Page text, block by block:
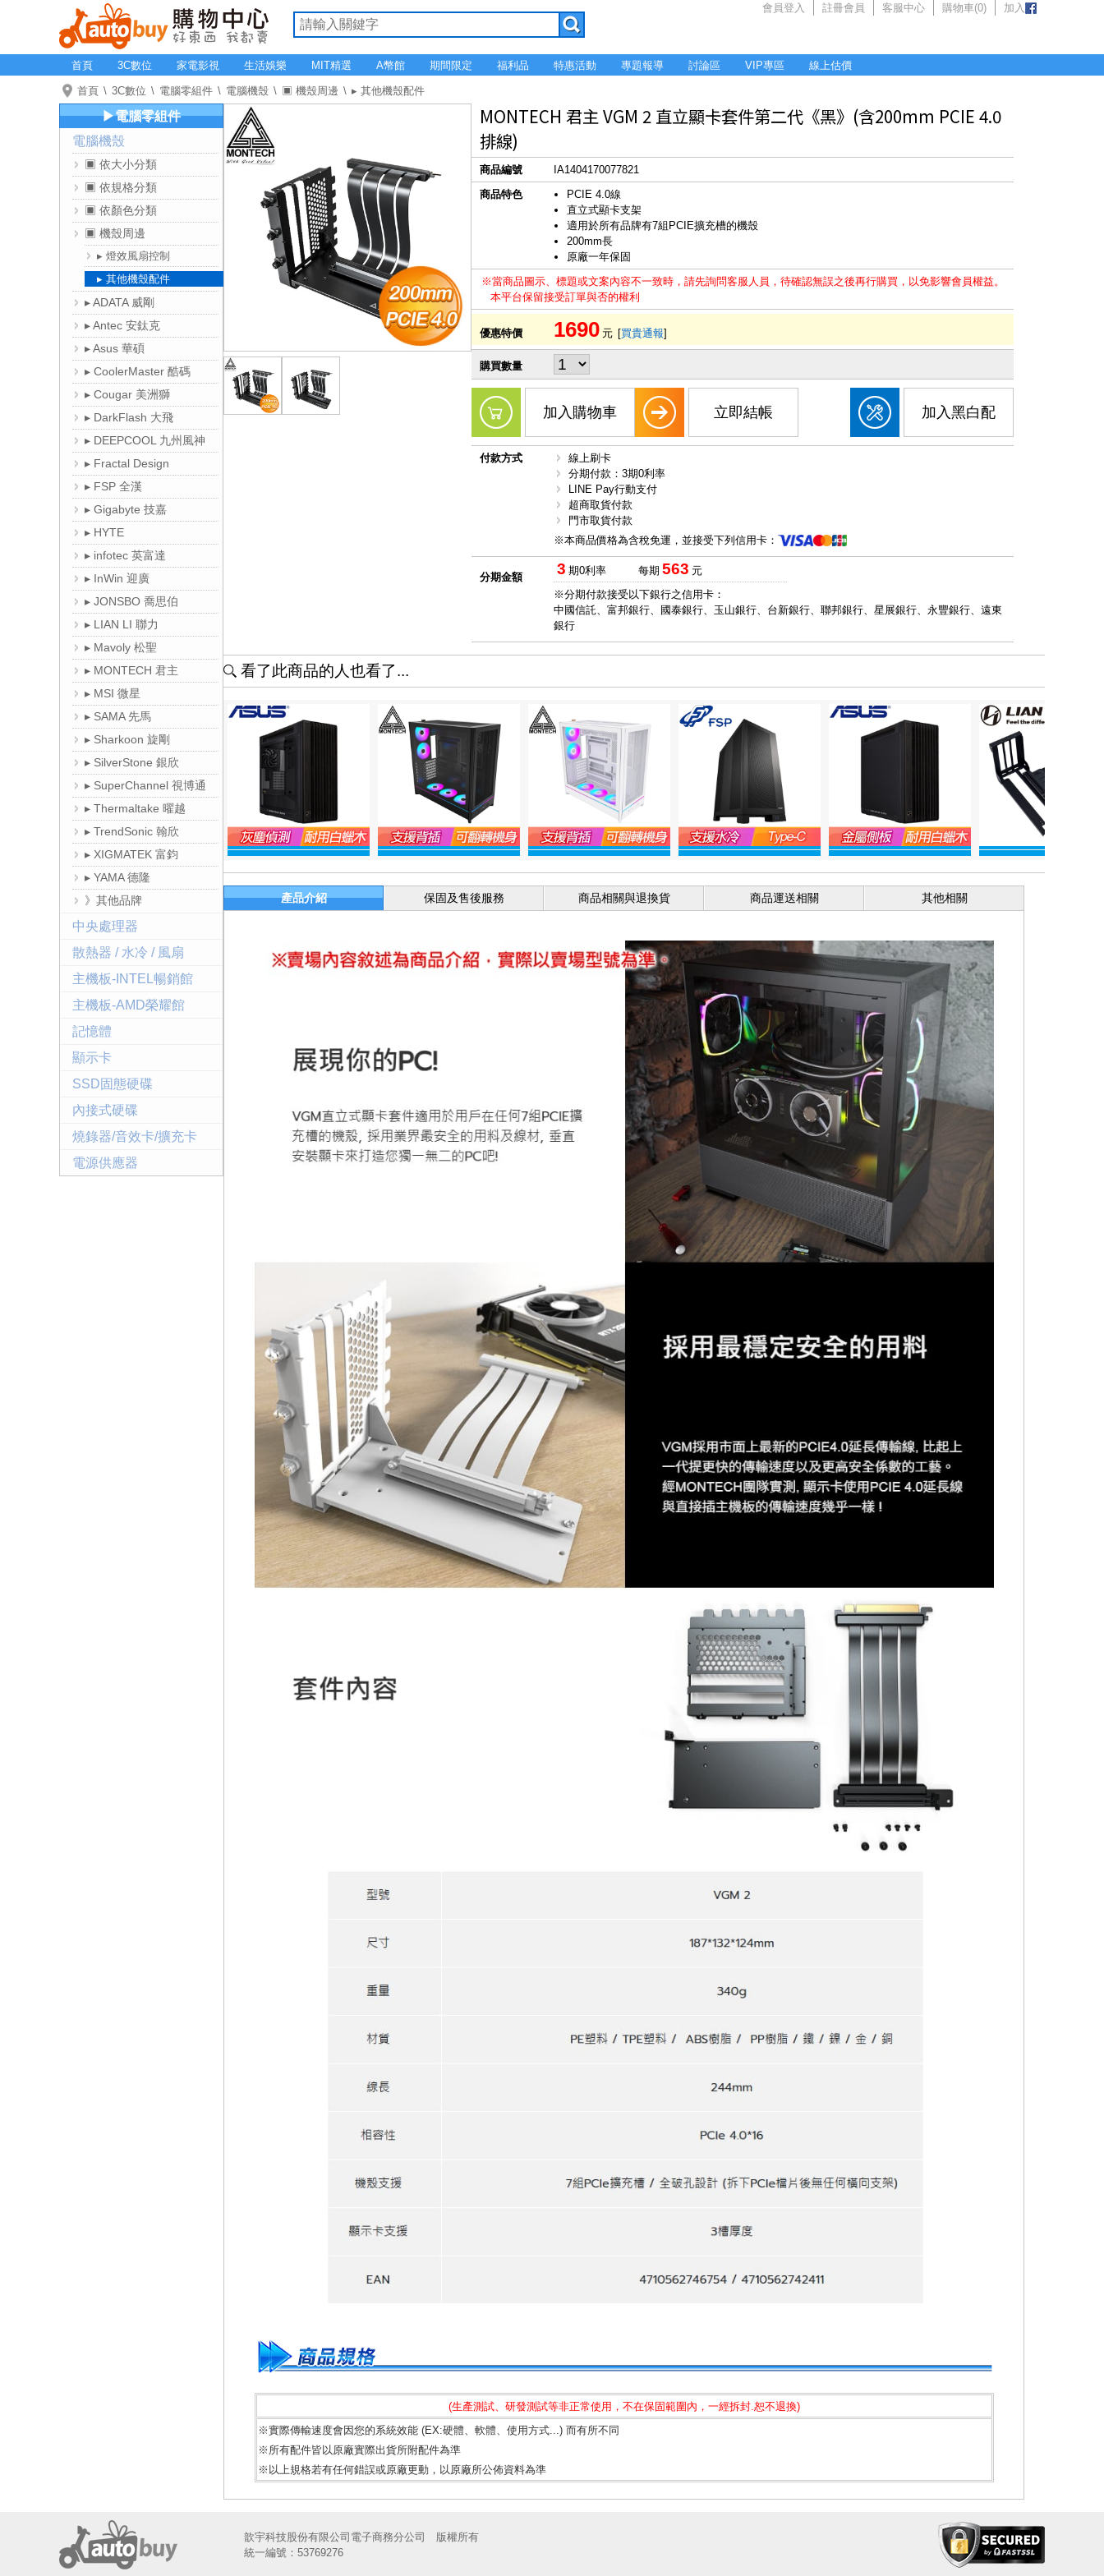
會員登入 註冊會員 客服中心 購物車(0) 加入
首頁 3C數位 家電影視 生活娛樂 MIT精選 A幣館 期間限定 福利品 特惠活動 專題報導 討論區 VIP專區 線上估價
首頁 3C數位 電腦零組件 電腦機殼 ▣ 機殼周邊 ▸ 其他機殼配件
MONTECH 君主 VGM 2 直立顯卡套件第二代《黑》(含200mm PCIE 4.0
排線)
商品編號
IA1404170077821
商品特色
PCIE 4.0線
直立式顯卡支架
適用於所有品牌有7組PCIE擴充槽的機殼
200mm長
原廠一年保固
※當商品圖示、標題或文案內容不一致時，請先詢問客服人員，待確認無誤之後再行購買，以免影響會員權益。
本平台保留接受訂單與否的權利
優惠特價 1690 元 [買貴通報]
購買數量
加入購物車 立即結帳 加入黑白配
付款方式
線上刷卡
分期付款：3期0利率
LINE Pay行動支付
超商取貨付款
門市取貨付款
※本商品價格為含稅免運，並接受下列信用卡：
分期金額 3 期0利率 每期 563 元
※分期付款接受以下銀行之信用卡：
中國信託、富邦銀行、國泰銀行、玉山銀行、台新銀行、聯邦銀行、星展銀行、永豐銀行、遠東
銀行
看了此商品的人也看了...
產品介紹
(生產測試、研發測試等非正常使用，不在保固範圍內，一經拆封.恕不退換)
※實際傳輸速度會因您的系統效能 (EX:硬體、軟體、使用方式...) 而有所不同
※所有配件皆以原廠實際出貨所附配件為準
※以上規格若有任何錯誤或原廠更動，以原廠所公佈資料為準
保固及售後服務 商品相關與退換貨 商品運送相關 其他相關
▶電腦零組件
電腦機殼
▣ 依大小分類
▣ 依規格分類
▣ 依顏色分類
▣ 機殼周邊
▸ 燈效風扇控制
▸ 其他機殼配件
▸ ADATA 威剛
▸ Antec 安鈦克
▸ Asus 華碩
▸ CoolerMaster 酷碼
▸ Cougar 美洲獅
▸ DarkFlash 大飛
▸ DEEPCOOL 九州風神
▸ Fractal Design
▸ FSP 全漢
▸ Gigabyte 技嘉
▸ HYTE
▸ infotec 英富達
▸ InWin 迎廣
▸ JONSBO 喬思伯
▸ LIAN LI 聯力
▸ Mavoly 松聖
▸ MONTECH 君主
▸ MSI 微星
▸ SAMA 先馬
▸ Sharkoon 旋剛
▸ SilverStone 銀欣
▸ SuperChannel 視博通
▸ Thermaltake 曜越
▸ TrendSonic 翰欣
▸ XIGMATEK 富鈞
▸ YAMA 德隆
》其他品牌
中央處理器
散熱器 / 水冷 / 風扇
主機板-INTEL暢銷館
主機板-AMD榮耀館
記憶體
顯示卡
SSD固態硬碟
內接式硬碟
燒錄器/音效卡/擴充卡
電源供應器
歆宇科技股份有限公司電子商務分公司 版權所有
統一編號：53769276